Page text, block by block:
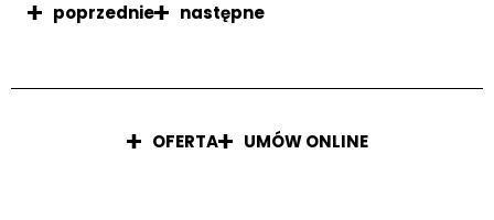
poprzednie następne
OFERTA UMÓW ONLINE